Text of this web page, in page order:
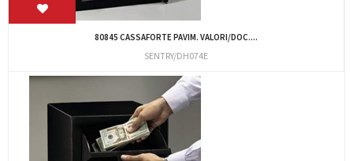
80845 CASSAFORTE PAVIM. VALORI/DOC....
SENTRY/DH074E